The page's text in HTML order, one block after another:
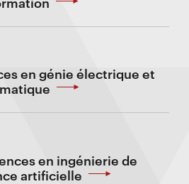
en génie électrique et
en ingénierie de
artificielle